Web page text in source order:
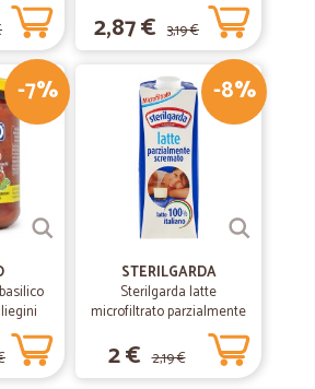
2,87 € 3,19 €
-7% -8%
STERILGARDA
Sterilgarda latte
microfiltrato parzialmente
2 € 2,19 €